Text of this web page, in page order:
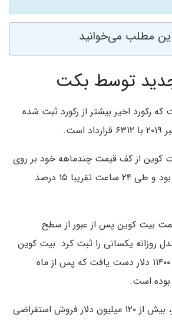
مطلب می‌خوانید
توسط بکت
که رکورد اخیر بیشتر از رکورد ثبت شده
کوین از کف قیمت چندماهه خود بر روی
۶۴۰۰ دلار بازیابی شده بود و طی ۲۴ ساعت تقریبا ۱۵ درصد
قیمت بیت کوین پس از عبور از سطح
دلار، کندل روزانه یکسانی را ثبت کرد. بیت کو‌ین
در این تاریخ به قیمت ۱۱۴۰۰ دلار دست یافت که پس از ماه
طی روند صعودی اخیر، بیش از ۱۲۰ میلیون دلار فروش استقراضی